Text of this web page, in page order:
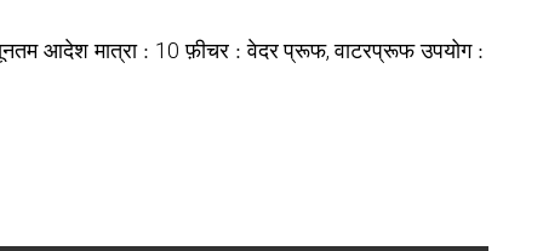
आदेश मात्रा : 10 फ़ीचर :वेदर प्रूफ, वाटरप्रूफ उपयोग :